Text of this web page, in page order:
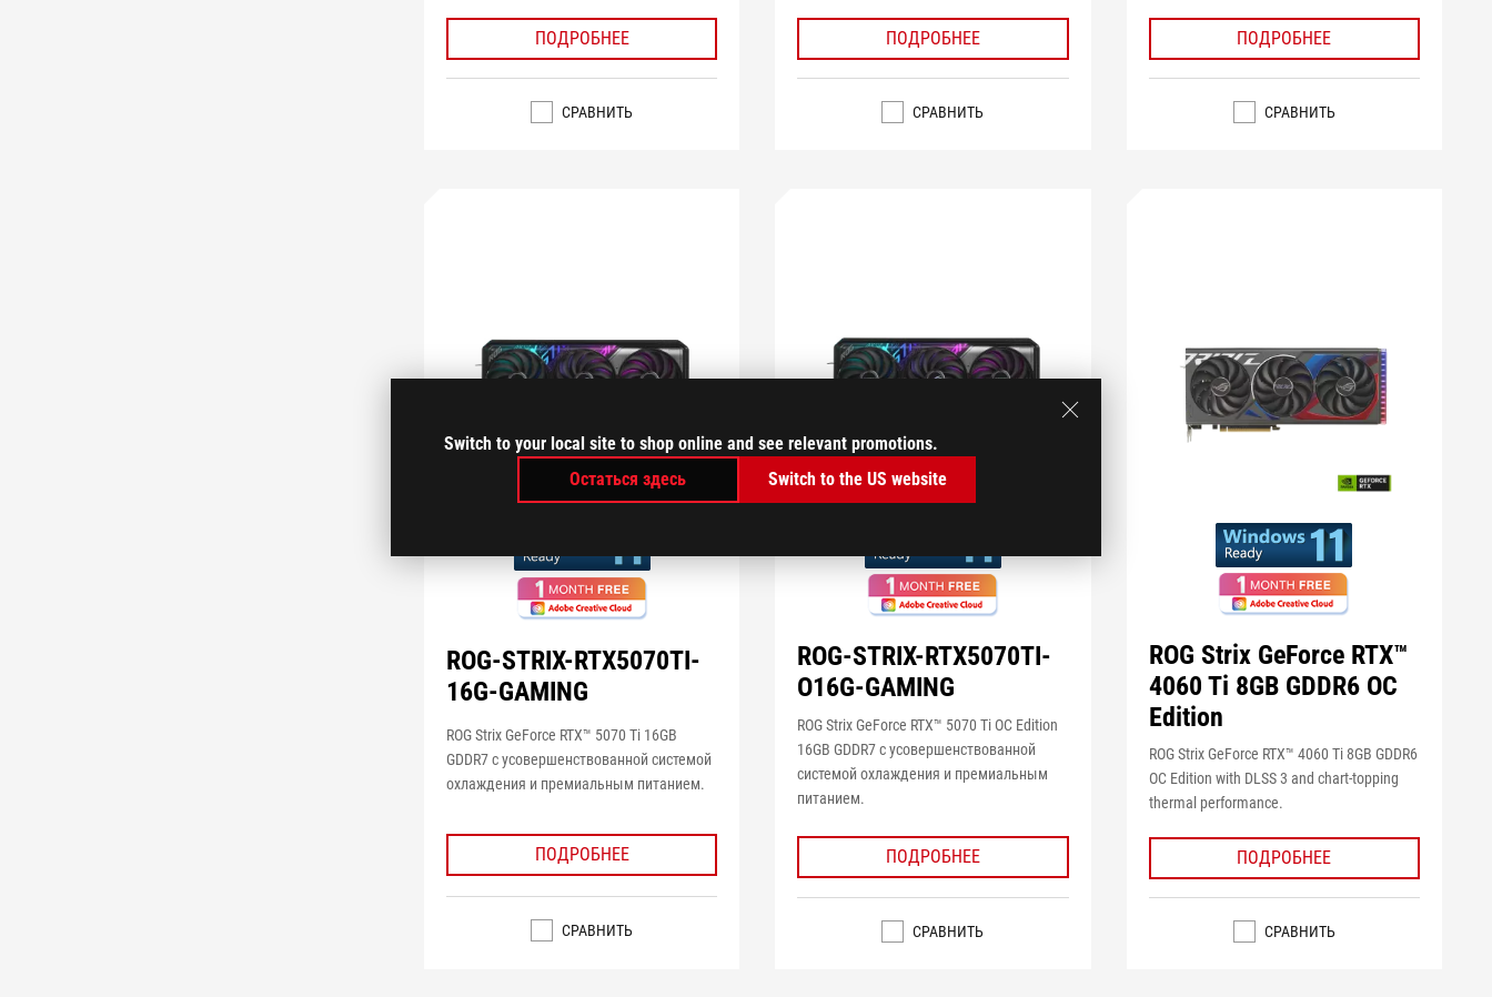
Switch to your local site to shop online and see relevant promotions.
Остаться здесь
Switch to the US website
ПОДРОБНЕЕ
СРАВНИТЬ
ПОДРОБНЕЕ
СРАВНИТЬ
ПОДРОБНЕЕ
СРАВНИТЬ
ROG-STRIX-RTX5070TI-
16G-GAMING
ROG Strix GeForce RTX™ 5070 Ti 16GB
GDDR7 с усовершенствованной системой
охлаждения и премиальным питанием.
ПОДРОБНЕЕ
СРАВНИТЬ
ROG-STRIX-RTX5070TI-
O16G-GAMING
ROG Strix GeForce RTX™ 5070 Ti OC Edition
16GB GDDR7 с усовершенствованной
системой охлаждения и премиальным
питанием.
ПОДРОБНЕЕ
СРАВНИТЬ
ROG Strix GeForce RTX™
4060 Ti 8GB GDDR6 OC
Edition
ROG Strix GeForce RTX™ 4060 Ti 8GB GDDR6
OC Edition with DLSS 3 and chart-topping
thermal performance.
ПОДРОБНЕЕ
СРАВНИТЬ